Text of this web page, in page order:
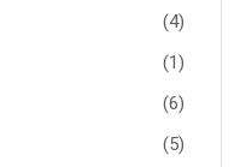
(4)
(1)
(6)
(5)